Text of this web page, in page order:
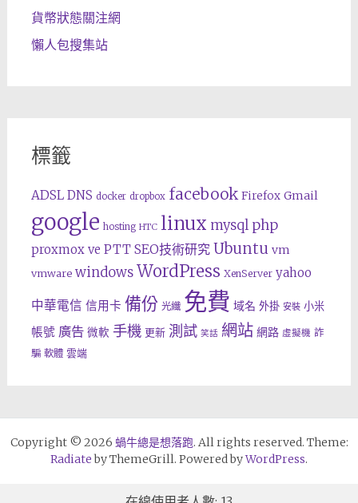
貨幣狀態關注網
懶人包搜集站
標籤
ADSL DNS docker dropbox facebook Firefox Gmail
google hosting HTC linux mysql php
proxmox ve PTT SEO技術研究 Ubuntu vm
vmware windows WordPress XenServer yahoo
中華電信 信用卡 備份 光纖 免費 域名 外掛 安裝 小米
帳號 廣告 微軟 手機 更新 測試 笑話 網站 網路 虛擬機 詐
騙 軟體 雲端
Copyright © 2026 蝸牛總是想落跑. All rights reserved. Theme:
Radiateby ThemeGrill. Powered byWordPress.